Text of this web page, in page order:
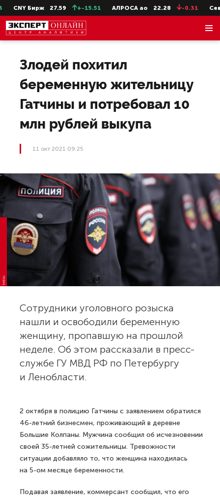
CNY Бирж 27.59 +-15.51 АЛРОСА ао 22.28 -0.31
Злодей похитил
беременную жительницу
Гатчины и потребовал 10
млн рублей выкупа
11 окт 2021 09:25
krd.ru
Сотрудники уголовного розыска
нашли и освободили беременную
женщину, пропавшую на прошлой
неделе. Об этом рассказали в пресс-
службе ГУ МВД РФ по Петербургу
и Ленобласти.
2 октября в полицию Гатчины с заявлением обратился
46-летний бизнесмен, проживающий в деревне
Большие Колпаны. Мужчина сообщил об исчезновении
своей 35-летней сожительницы. Тревожности
ситуации добавляло то, что женщина находилась
на 5-ом месяце беременности.
Подавая заявление, коммерсант сообщил, что его